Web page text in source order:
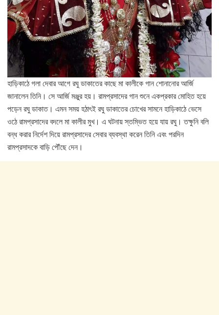
হাড়িকাঠে গলা দেবার আগে রঘু ডাকাতের কাছে মা কালীকে গান শোনানোর আর্জি
জানালেন তিনি। সে আর্জি মঞ্জুর হয়। রামপ্রসাদের গান শুনে একপ্রকার মোহিত হয়ে
পড়েন রঘু ডাকাত। এমন সময় হঠাৎই রঘু ডাকাতের চোখের সামনে হাড়িকাঠে ভেসে
ওঠে রামপ্রসাদের বদলে মা কালীর মুখ। এ ঘটনায় স্তম্ভিত হয়ে যায় রঘু। তক্ষুনি বলি
বন্ধ করার নির্দেশ দিয়ে রামপ্রসাদের সেবার ব্যবস্থা করেন তিনি এবং পরদিন
রামপ্রসাদকে বাড়ি পৌঁছে দেন।